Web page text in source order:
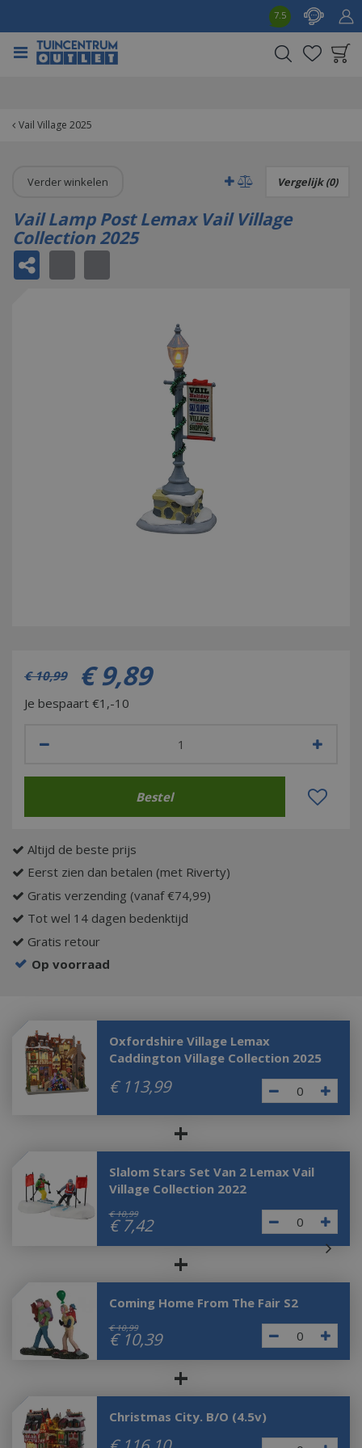
Vail Village 2025
7.5
Verder winkelen Vergelijk (0)
Vail Lamp Post Lemax Vail Village
Collection 2025
€ 10,99 € 9,89
Je bespaart €1,-10
Altijd de beste prijs
Eerst zien dan betalen (met Riverty)
Gratis verzending (vanaf €74,99)
Tot wel 14 dagen bedenktijd
Gratis retour
Op voorraad
Oxfordshire Village Lemax
Caddington Village Collection 2025
€ 113,99
+
Slalom Stars Set Van 2 Lemax Vail
Village Collection 2022
€ 10,99
€ 7,42
+
Coming Home From The Fair S2
€ 10,99
€ 10,39
+
Christmas City. B/O (4.5v)